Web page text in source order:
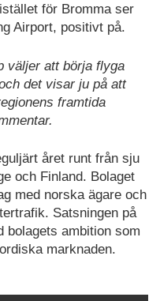
för Bromma ser
Airport, positivt på.
väljer att börja flyga
det visar ju på att
framtida
året runt från sju
och Finland. Bolaget
med norska ägare och
Satsningen på
bolagets ambition som
marknaden.